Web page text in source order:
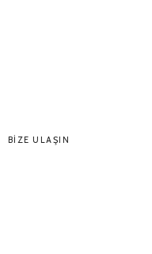
BIZE ULAŞIN